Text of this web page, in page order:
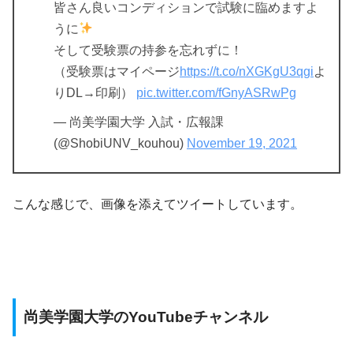
皆さん良いコンディションで試験に臨めますよ
うに
そして受験票の持参を忘れずに！
（受験票はマイページhttps://t.co/nXGKgU3qgiよ
りDL→印刷） pic.twitter.com/fGnyASRwPg
— 尚美学園大学 入試・広報課
(@ShobiUNV_kouhou) November 19, 2021
こんな感じで、画像を添えてツイートしています。
尚美学園大学のYouTubeチャンネル